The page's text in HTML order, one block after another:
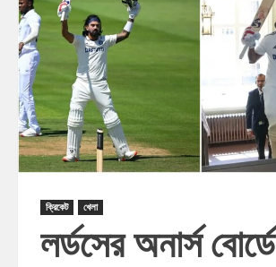
ক্রিকেট খেলা
লর্ডসের অনার্স বোর্ডে